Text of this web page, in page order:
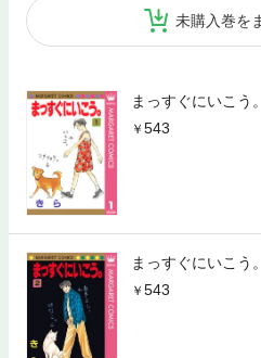
未購入巻を
まっすぐにいこう
543
まっすぐにいこう
543